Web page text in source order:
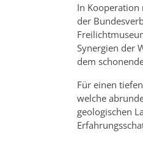
In
der
Synergien der
dem
Für einen
welche
geologischen